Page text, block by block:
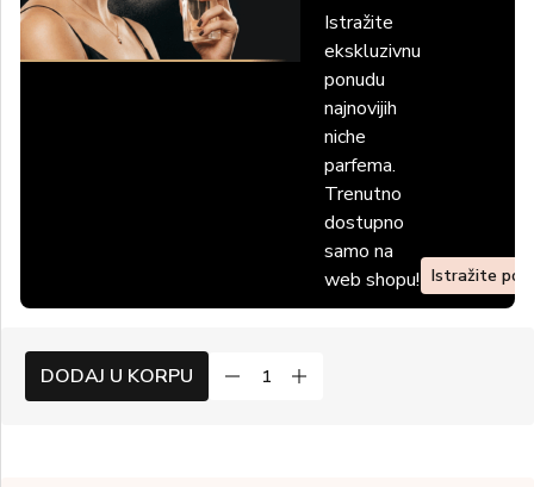
Istražite
ekskluzivnu
ponudu
najnovijih
niche
parfema.
Trenutno
dostupno
samo na
web shopu! Istražite
DODAJ U KORPU